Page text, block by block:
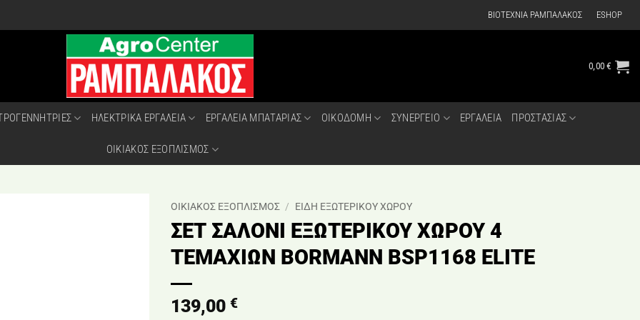
ΒΙΟΤΕΧΝΙΑ ΡΑΜΠΑΛΑΚΟΣ ESHOP
0,00€
ΗΛΕΚΤΡΙΚΑ ΕΡΓΑΛΕΙΑ ΕΡΓΑΛΕΙΑ ΜΠΑΤΑΡΙΑΣ ΟΙΚΟΔΟΜΗ ΣΥΝΕΡΓΕΙΟ ΕΡΓΑΛΕΙΑ ΠΡΟΣΤΑΣΙΑΣ
ΟΙΚΙΑΚΟΣ ΕΞΟΠΛΙΣΜΟΣ
ΟΙΚΙΑΚΟΣ ΕΞΟΠΛΙΣΜΟΣ / ΕΙΔΗ ΕΞΩΤΕΡΙΚΟΥ ΧΩΡΟΥ
ΣΕΤ ΣΑΛΟΝΙ ΕΞΩΤΕΡΙΚΟΥ ΧΩΡΟΥ 4
ΤΕΜΑΧΙΩΝ BORMANN BSP1168 ELITE
139,00 €